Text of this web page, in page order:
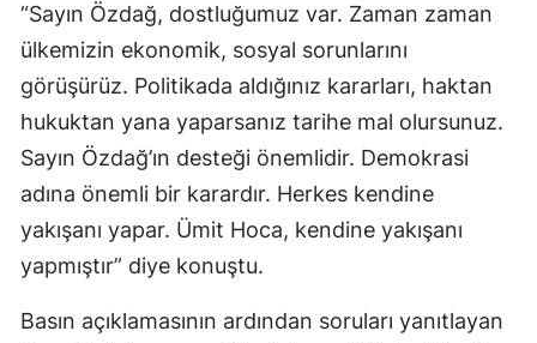
Sakarya
Samsun
Siirt
Sinop
Sivas
Tokat
“Sayın Özdağ, dostluğumuz var. Zaman zaman
ülkemizin ekonomik, sosyal sorunlarını
görüşürüz. Politikada aldığınız kararları, haktan
hukuktan yana yaparsanız tarihe mal olursunuz.
Sayın Özdağ’ın desteği önemlidir. Demokrasi
adına önemli bir karardır. Herkes kendine
yakışanı yapar. Ümit Hoca, kendine yakışanı
yapmıştır” diye konuştu.
Basın açıklamasının ardından soruları yanıtlayan